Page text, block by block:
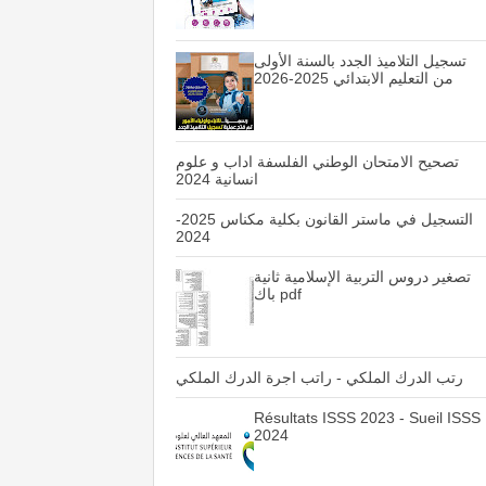
تسجيل التلاميذ الجدد بالسنة الأولى
من التعليم الابتدائي 2025-2026
تصحيح الامتحان الوطني الفلسفة اداب و علوم
انسانية 2024
التسجيل في ماستر القانون بكلية مكناس 2025-
2024
تصغير دروس التربية الإسلامية ثانية
باك pdf
رتب الدرك الملكي - راتب اجرة الدرك الملكي
Résultats ISSS 2023 - Sueil ISSS
2024